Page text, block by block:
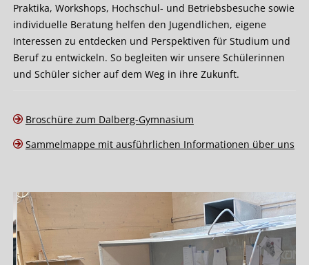
Praktika, Workshops, Hochschul- und Betriebsbesuche sowie
individuelle Beratung helfen den Jugendlichen, eigene
Interessen zu entdecken und Perspektiven für Studium und
Beruf zu entwickeln. So begleiten wir unsere Schülerinnen
und Schüler sicher auf dem Weg in ihre Zukunft.
Broschüre zum Dalberg-Gymnasium
Sammelmappe mit ausführlichen Informationen über uns